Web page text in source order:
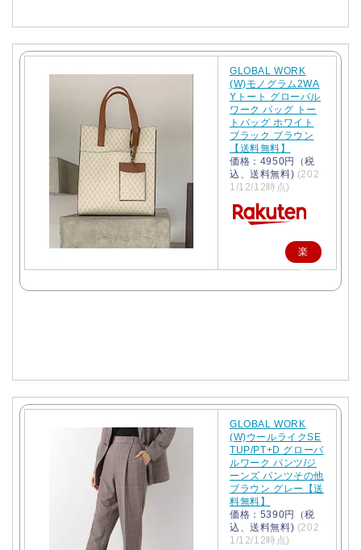
GLOBAL WORK
(W)モノグラム2WA
Yトート グローバル
ワーク バッグ トー
トバッグ ホワイト
ブラック ブラウン
【送料無料】
価格：4950円（税
込、送料無料) (202
1/12/12時点)
楽
天
GLOBAL WORK
(W)ウールライクSE
TUP/PT+D グローバ
ルワーク パンツ/ジ
ーンズ パンツその他
ブラウン グレー【送
料無料】
価格：5390円（税
込、送料無料) (202
1/12/12時点)